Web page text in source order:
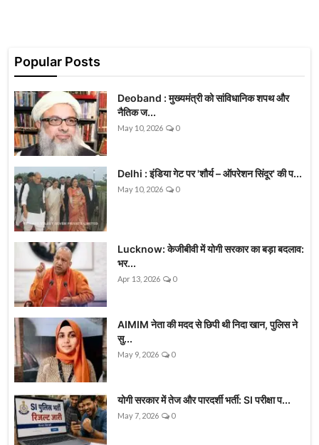
Popular Posts
Deoband : मुख्यमंत्री को सांविधानिक शपथ और
नैतिक ज...
May 10, 2026 0
Delhi : इंडिया गेट पर 'शौर्य – ऑपरेशन सिंदूर' की प...
May 10, 2026 0
Lucknow: केजीबीवी में योगी सरकार का बड़ा बदलाव:
भर...
Apr 13, 2026 0
AIMIM नेता की मदद से छिपी थी निदा खान, पुलिस ने
सु...
May 9, 2026 0
योगी सरकार में तेज और पारदर्शी भर्ती: SI परीक्षा प...
May 7, 2026 0